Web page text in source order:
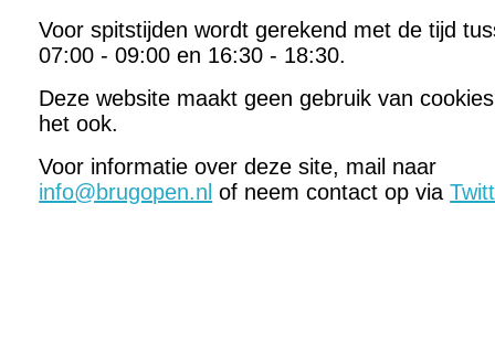
Voor spitstijden wordt gerekend met de tijd
07:00 - 09:00 en 16:30 - 18:30.
Deze website maakt geen gebruik van
het ook.
Voor informatie over deze site, mail naar
info@brugopen.nl of neem contact op via